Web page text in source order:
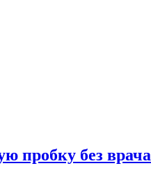
пробку без врача